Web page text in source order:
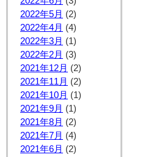
2022年5月 (2)
2022年4月 (4)
2022年3月 (1)
2022年2月 (3)
2021年12月 (2)
2021年11月 (2)
2021年10月 (1)
2021年9月 (1)
2021年8月 (2)
2021年7月 (4)
2021年6月 (2)